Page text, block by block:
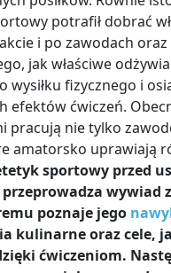
potrafił dobrać
i po zawodach oraz
jak właściwe
wysiłku fizycznego i
efektów ćwiczeń.
pracują nie tylko
amatorsko uprawiają
sportowy przed
przeprowadza wywiad
poznaje jego
kulinarne oraz cele,
ćwiczeniom.